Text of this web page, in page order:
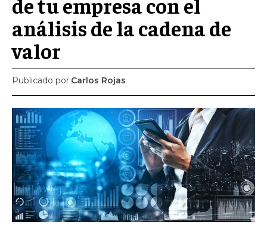
SUBSCRIBE
Welcome to Liberty Case
We have a curated list of the most noteworthy news from all
across the globe. With any subscription plan, you get access
toexclusive articlesthat let you stay ahead of the curve.
Your Profile
análisis de la cadena de
valor
Publicado por Carlos Rojas